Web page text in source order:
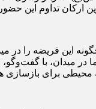
ارکان تداوم این
این فریضه را در
میدان، با گفت‌وگو،
محیطی برای بازسازی